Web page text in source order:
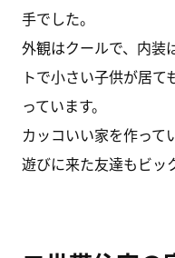
手でした。
外観はクールで、内装
トで小さい子供が居
っています。
カッコいい家を作って
遊びに来た友達もビッ